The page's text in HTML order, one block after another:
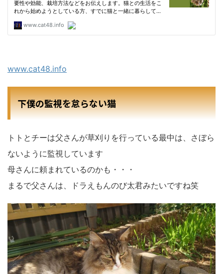
www.cat48.info
下僕の監視を怠らない猫
トトとチーは父さんが草刈りを行っている最中は、さぼら
ないように監視しています
母さんに頼まれているのかも・・・
まるで父さんは、ドラえもんのび太君みたいですね笑